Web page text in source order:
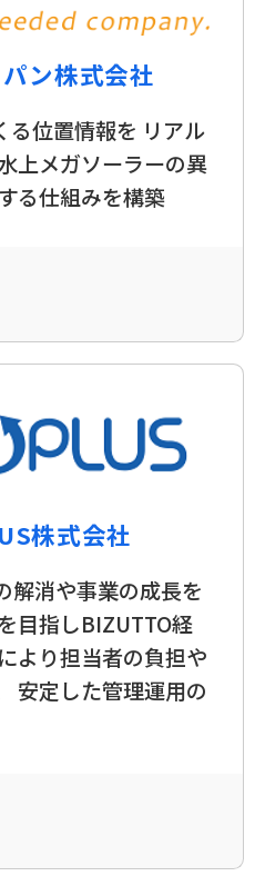
ン株式会社
る位置情報を リアル
上メガソーラーの異
る仕組みを構築
株式会社
解消や事業の成長を
目指しBIZUTTO経
より担当者の負担や
安定した管理運用の